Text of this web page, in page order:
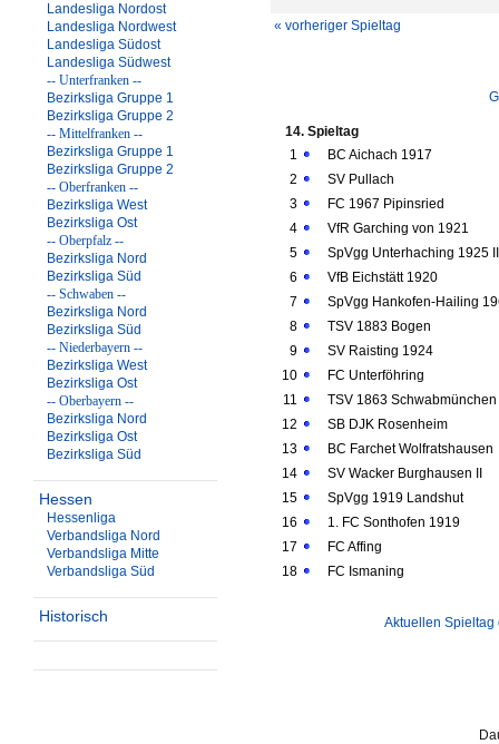
Landesliga Nordost
Landesliga Nordwest
Landesliga Südost
Landesliga Südwest
-- Unterfranken --
Bezirksliga Gruppe 1
Bezirksliga Gruppe 2
-- Mittelfranken --
Bezirksliga Gruppe 1
Bezirksliga Gruppe 2
-- Oberfranken --
Bezirksliga West
Bezirksliga Ost
-- Oberpfalz --
Bezirksliga Nord
Bezirksliga Süd
-- Schwaben --
Bezirksliga Nord
Bezirksliga Süd
-- Niederbayern --
Bezirksliga West
Bezirksliga Ost
-- Oberbayern --
Bezirksliga Nord
Bezirksliga Ost
Bezirksliga Süd
Hessen
Hessenliga
Verbandsliga Nord
Verbandsliga Mitte
Verbandsliga Süd
Historisch
« vorheriger Spieltag
14. Spieltag
1
BC Aichach 1917
2
SV Pullach
3
FC 1967 Pipinsried
4
VfR Garching von 1921
5
SpVgg Unterhaching 1925 II
6
VfB Eichstätt 1920
7
SpVgg Hankofen-Hailing
8
TSV 1883 Bogen
9
SV Raisting 1924
10
FC Unterföhring
11
TSV 1863 Schwabmünchen
12
SB DJK Rosenheim
13
BC Farchet Wolfratshausen
14
SV Wacker Burghausen II
15
SpVgg 1919 Landshut
16
1. FC Sonthofen 1919
17
FC Affing
18
FC Ismaning
Aktuellen Spieltag